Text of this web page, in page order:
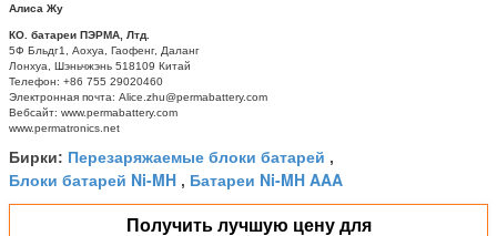
Алиса Жу
КО. батареи ПЭРМА, Лтд.
5Ф Бльдг1, Аохуа, Гаофенг, Даланг
Лонхуа, Шэньчжэнь 518109 Китай
Телефон: +86 755 29020460
Электронная почта: Alice.zhu@permabattery.com
Вебсайт: www.permabattery.com
www.permatronics.net
Бирки: Перезаряжаемые блоки батарей ,
Блоки батарей Ni-MH , Батареи Ni-MH AAA
Получить лучшую цену для